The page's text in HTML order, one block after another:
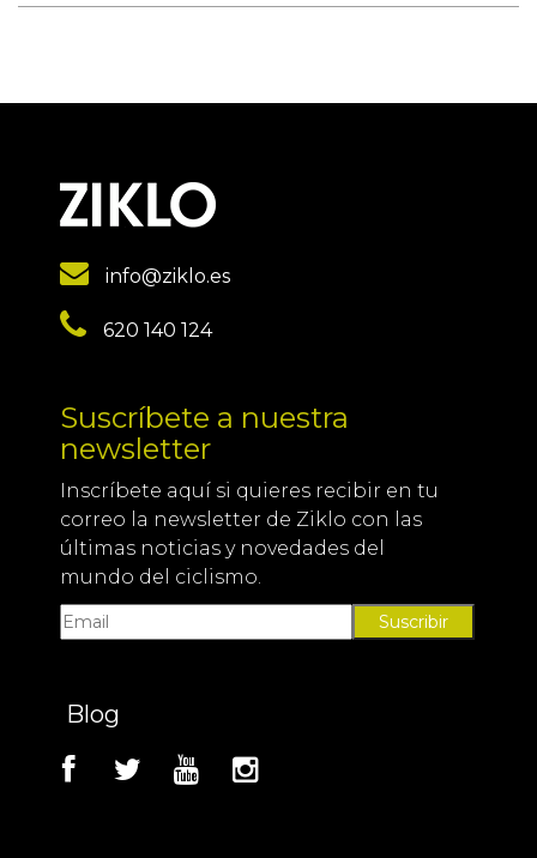
info@ziklo.es
620 140 124
Suscríbete a nuestra
newsletter
Inscríbete aquí si quieres recibir en tu
correo la newsletter de Ziklo con las
últimas noticias y novedades del
mundo del ciclismo.
Suscribir
Blog